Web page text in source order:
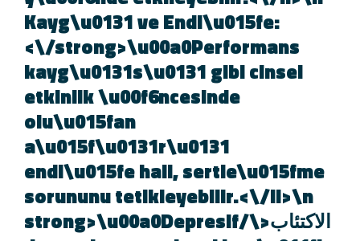
Kayg\u0131 ve Endi\u015fe:
<\/strong>\u00a0Performans
kayg\u0131s\u0131 gibi cinsel
etkinlik \u00f6ncesinde
olu\u015fan
a\u015f\u0131r\u0131
endi\u015fe hali, sertle\u015fme
sorununu tetikleyebilir.<\/li>\n
الاكتئاب<\/strong>\u00a0Depresif